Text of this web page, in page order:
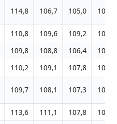
114,8 106,7 105,0 105,4
110,8 109,6 109,2
108,2
109,8 108,8 106,4
106,4
110,2 109,1 107,8
107,9
109,7 108,1 107,3 107,5
113,6 111,1 107,8
108,8